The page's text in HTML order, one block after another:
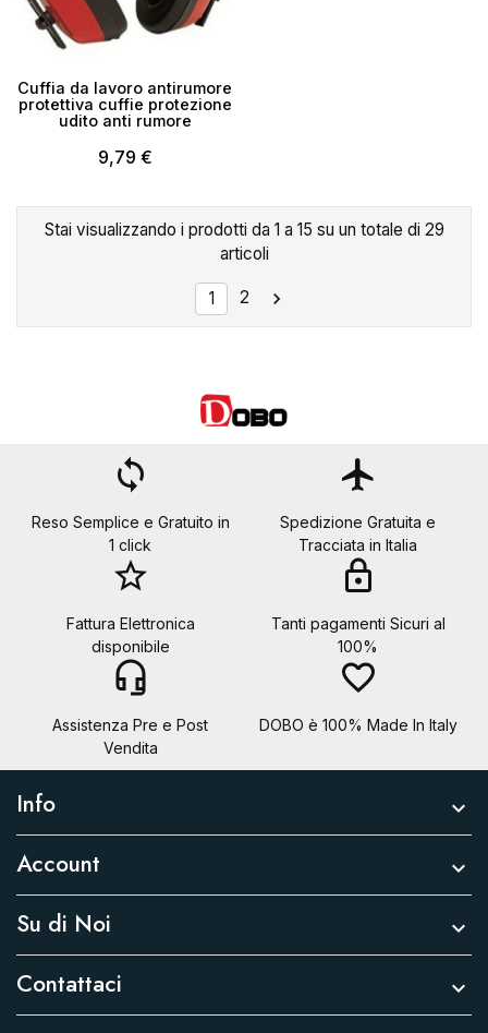
Cuffia da lavoro antirumore
protettiva cuffie protezione
udito anti rumore
9,79 €
Stai visualizzando i prodotti da 1 a 15 su un totale di 29
articoli
1 2 
loop
Reso Semplice e Gratuito in
1 click
flight
Spedizione Gratuita e
Tracciata in Italia
star_border
Fattura Elettronica
disponibile
lock
Tanti pagamenti Sicuri al
100%
headset_mic
Assistenza Pre e Post
Vendita
favorite_border
DOBO è 100% Made In Italy
Info 
Account 
Su di Noi 
Contattaci 